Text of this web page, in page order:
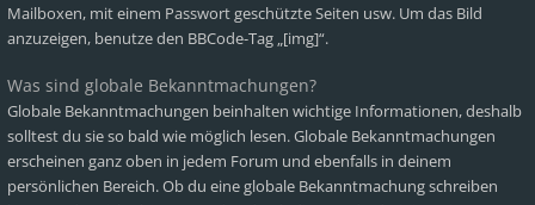
Mailboxen, mit einem Passwort geschützte Seiten usw. Um das Bild
anzuzeigen, benutze den BBCode-Tag „[img]“.
Was sind globale Bekanntmachungen?
Globale Bekanntmachungen beinhalten wichtige Informationen, deshalb
solltest du sie so bald wie möglich lesen. Globale Bekanntmachungen
erscheinen ganz oben in jedem Forum und ebenfalls in deinem
persönlichen Bereich. Ob du eine globale Bekanntmachung schreiben